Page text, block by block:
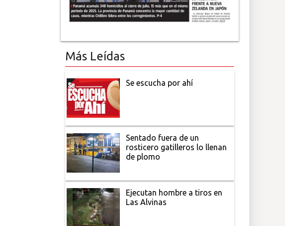
Más Leídas
Se escucha por ahí
Sentado fuera de un
rosticero gatilleros lo llenan
de plomo
Ejecutan hombre a tiros en
Las Alvinas